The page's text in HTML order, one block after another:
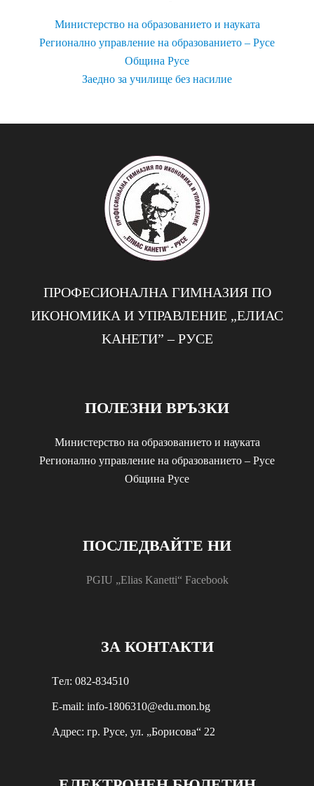
Министерство на образованието и науката
Регионално управление на образованието – Русе
Община Русе
Заедно за училище без насилие
ПРОФЕСИОНАЛНА ГИМНАЗИЯ ПО
ИКОНОМИКА И УПРАВЛЕНИЕ „EЛИАС
KАНЕТИ” – РУСЕ
ПОЛЕЗНИ ВРЪЗКИ
Министерство на образованието и науката
Регионално управление на образованието – Русе
Община Русе
ПОСЛЕДВАЙТЕ НИ
PGIU „Elias Kanetti“ Facebook
ЗА КОНТАКТИ
Tел: 082-834510
E-mail: info-1806310@edu.mon.bg
Aдрес: гр. Русе, ул. „Борисова“ 22